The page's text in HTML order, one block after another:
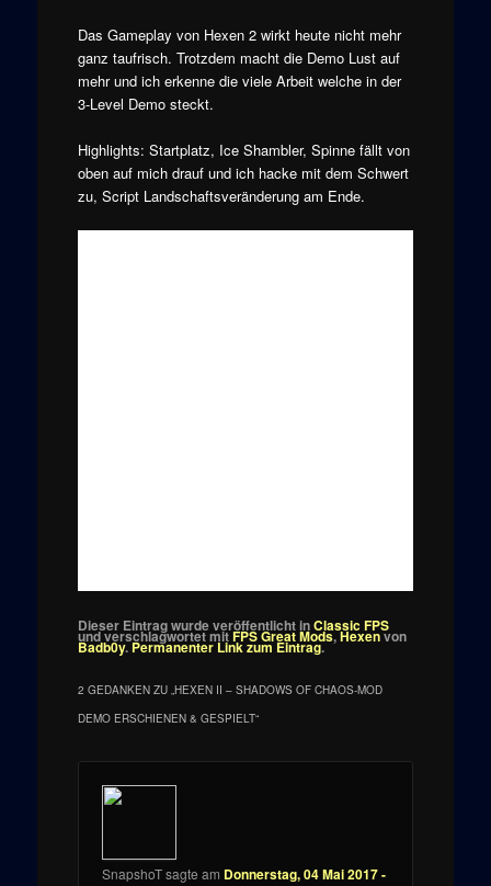
Das Gameplay von Hexen 2 wirkt heute nicht mehr
ganz taufrisch. Trotzdem macht die Demo Lust auf
mehr und ich erkenne die viele Arbeit welche in der
3-Level Demo steckt.
Highlights: Startplatz, Ice Shambler, Spinne fällt von
oben auf mich drauf und ich hacke mit dem Schwert
zu, Script Landschaftsveränderung am Ende.
Dieser Eintrag wurde veröffentlicht inClassic FPS
und verschlagwortet mitFPS Great Mods,Hexenvon
Badb0y.Permanenter Link zum Eintrag.
2 GEDANKEN ZU „HEXEN II – SHADOWS OF CHAOS-MOD
DEMO ERSCHIENEN & GESPIELT“
SnapshoTsagte am Donnerstag, 04 Mai 2017 -